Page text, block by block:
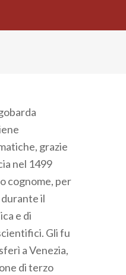
grazie
nel 1499
cognome, per
il
e di
Gli fu
a Venezia,
di terzo